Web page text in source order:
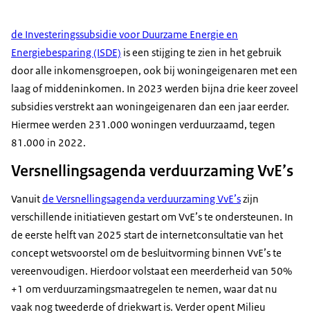
de Investeringssubsidie voor Duurzame Energie en
Energiebesparing (ISDE) is een stijging te zien in het gebruik
door alle inkomensgroepen, ook bij woningeigenaren met een
laag of middeninkomen. In 2023 werden bijna drie keer zoveel
subsidies verstrekt aan woningeigenaren dan een jaar eerder.
Hiermee werden 231.000 woningen verduurzaamd, tegen
81.000 in 2022.
Versnellingsagenda verduurzaming VvE’s
Vanuitde Versnellingsagenda verduurzaming VvE’szijn
verschillende initiatieven gestart om VvE’s te ondersteunen. In
de eerste helft van 2025 start de internetconsultatie van het
concept wetsvoorstel om de besluitvorming binnen VvE’s te
vereenvoudigen. Hierdoor volstaat een meerderheid van 50%
+1 om verduurzamingsmaatregelen te nemen, waar dat nu
vaak nog tweederde of driekwart is. Verder opent Milieu